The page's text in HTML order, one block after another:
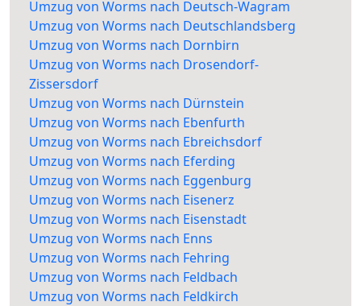
Umzug von Worms nach Deutsch-Wagram
Umzug von Worms nach Deutschlandsberg
Umzug von Worms nach Dornbirn
Umzug von Worms nach Drosendorf-
Zissersdorf
Umzug von Worms nach Dürnstein
Umzug von Worms nach Ebenfurth
Umzug von Worms nach Ebreichsdorf
Umzug von Worms nach Eferding
Umzug von Worms nach Eggenburg
Umzug von Worms nach Eisenerz
Umzug von Worms nach Eisenstadt
Umzug von Worms nach Enns
Umzug von Worms nach Fehring
Umzug von Worms nach Feldbach
Umzug von Worms nach Feldkirch